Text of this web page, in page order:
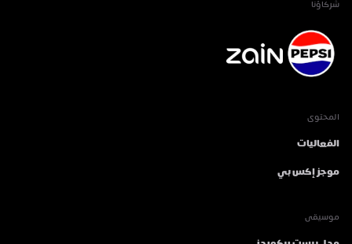
شركاؤنا
المحتوى
الفعاليات
موجز إكس بي
موسيقى